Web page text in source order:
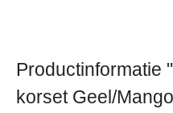
Productinformatie
korset Geel/